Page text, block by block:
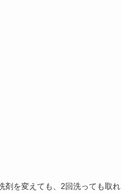
剤を変えても、2回洗っても取れ